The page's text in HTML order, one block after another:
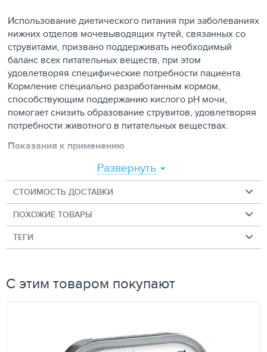
Использование диетического питания при заболеваниях
нижних отделов мочевыводящих путей, связанных со
струвитами, призвано поддерживать необходимый
баланс всех питательных веществ, при этом
удовлетворяя специфические потребности пациента.
Кормление специально разработанным кормом,
способствующим поддержанию кислого pH мочи,
помогает снизить образование струвитов, удовлетворяя
потребности животного в питательных веществах.
Показания к применению
Заболевания нижних отделов мочевыводящих путей у
кошек (ЗНМПК), связанные с формированием струвитов.
Противопоказания
Наличие мочекаменной болезни с оксалатами кальция в
анамнезе;
Одновременное применение подкислителей мочи;
Характеристика корма
(pH 5.9 – 6.3), что способствует сокращению
Развернуть
СТОИМОСТЬ ДОСТАВКИ
ПОХОЖИЕ ТОВАРЫ
ТЕГИ
С этим товаром покупают